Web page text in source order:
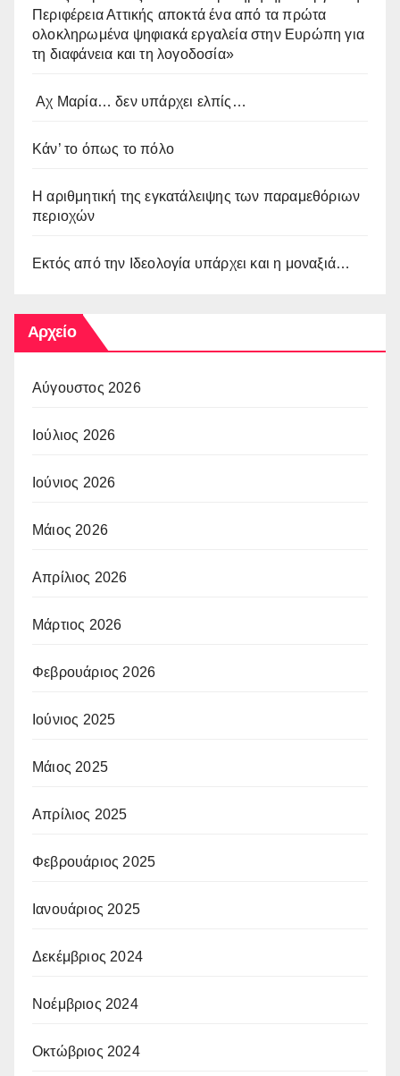
Περιφέρεια Αττικής αποκτά ένα από τα πρώτα
ολοκληρωμένα ψηφιακά εργαλεία στην Ευρώπη για
τη διαφάνεια και τη λογοδοσία»
Αχ Μαρία… δεν υπάρχει ελπίς…
Κάν’ το όπως το πόλο
Η αριθμητική της εγκατάλειψης των παραμεθόριων
περιοχών
Εκτός από την Ιδεολογία υπάρχει και η μοναξιά…
Αρχείο
Αύγουστος 2026
Ιούλιος 2026
Ιούνιος 2026
Μάιος 2026
Απρίλιος 2026
Μάρτιος 2026
Φεβρουάριος 2026
Ιούνιος 2025
Μάιος 2025
Απρίλιος 2025
Φεβρουάριος 2025
Ιανουάριος 2025
Δεκέμβριος 2024
Νοέμβριος 2024
Οκτώβριος 2024